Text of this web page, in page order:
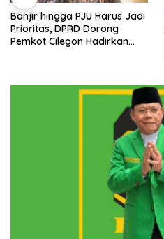
Banjir hingga PJU Harus Jadi
Prioritas, DPRD Dorong
Pemkot Cilegon Hadirkan